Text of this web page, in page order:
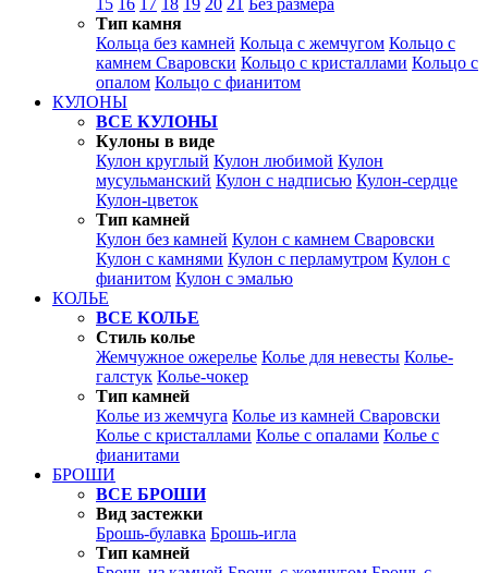
15 16 17 18 19 20 21 Без размера
Тип камня
Кольца без камней Кольца с жемчугом Кольцо с
камнем Сваровски Кольцо с кристаллами Кольцо с
опалом Кольцо с фианитом
КУЛОНЫ
ВСЕ КУЛОНЫ
Кулоны в виде
Кулон круглый Кулон любимой Кулон
мусульманский Кулон с надписью Кулон-сердце
Кулон-цветок
Тип камней
Кулон без камней Кулон с камнем Сваровски
Кулон с камнями Кулон с перламутром Кулон с
фианитом Кулон с эмалью
КОЛЬЕ
ВСЕ КОЛЬЕ
Стиль колье
Жемчужное ожерелье Колье для невесты Колье-
галстук Колье-чокер
Тип камней
Колье из жемчуга Колье из камней Сваровски
Колье с кристаллами Колье с опалами Колье с
фианитами
БРОШИ
ВСЕ БРОШИ
Вид застежки
Брошь-булавка Брошь-игла
Тип камней